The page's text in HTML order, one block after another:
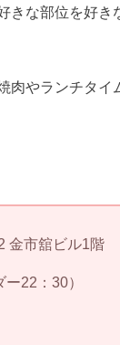
な部位を好き
肉やランチタ
金市舘ビル1階
22：30）